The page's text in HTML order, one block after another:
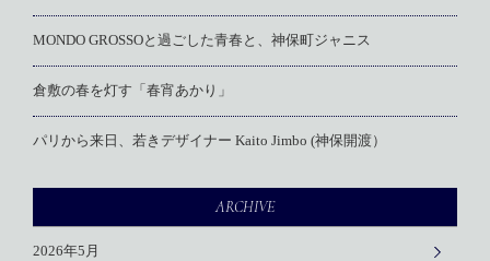
MONDO GROSSOと過ごした青春と、神保町ジャニス
倉敷の春を灯す「春宵あかり」
パリから来日、若きデザイナー Kaito Jimbo (神保開渡）
ARCHIVE
2026年5月